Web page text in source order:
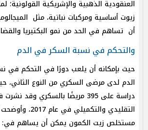
العنقودية الذهبية والإشريكية القولونية؛
زيوت أساسية ومركبات نباتية، مثل
أن تساهم في الحد من نمو البكتيريا
والتحكم في نسبة السكر في الدم
حيث بإمكانه أن يلعب دورًا في التحكم في
الدم لدى مرضى السكري من النوع الثاني،
دراسة على 395 مريضًا بالسكري
التقليدي والتكميلي
مستخلص زيت الكمون يمكن أن يساهم في: